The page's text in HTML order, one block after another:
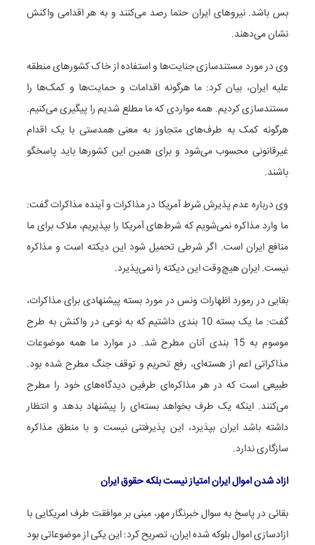
بس باشد. نیروهای ایران حتما رصد می‌کنند و به هر اقدامی واکنش
نشان می‌دهند.
وی در مورد مستندسازی جنایت‌ها و استفاده از خاک کشورهای منطقه
علیه ایران، بیان کرد: ما هرگونه اقدامات و حمایت‌ها و کمک‌ها را
مستندسازی کردیم. همه مواردی که ما مطلع شدیم را پیگیری می‌کنیم.
هرگونه کمک به طرف‌های متجاوز به معنی همدستی با یک اقدام
غیرقانونی محسوب می‌شود و برای همین این کشورها باید پاسخگو
باشند.
وی درباره عدم پذیرش شرط آمریکا در مذاکرات و آینده مذاکرات گفت:
ما وارد مذاکره نمی‌شویم که شرط‌های آمریکا را بپذیریم، ملاک برای ما
منافع ایران است. اگر شرطی تحمیل شود این دیکته است و مذاکره
نیست. ایران هیچ‌وقت این دیکته را نمی‌پذیرد.
بقایی در رمورد اظهارات ونس در مورد بسته پیشنهادی برای مذاکرات،
گفت: ما یک بسته 10 بندی داشتیم که به نوعی در واکنش به طرح
موسوم به 15 بندی آنان مطرح شد. در موارد ما همه موضوعات
مذاکراتی اعم از هسته‌ای، رفع تحریم و توقف جنگ مطرح شده بود.
طبیعی است که در هر مذاکره‌ای طرفین دیدگاه‌های خود را مطرح
می‌کنند. اینکه یک طرف بخواهد بسته‌ای را پیشنهاد بدهد و انتظار
داشته باشد ایران بپذیرد، این پذیرفتنی نیست و با منطق مذاکره
سازگاری ندارد.
ازاد شدن اموال ایران امتیاز نیست بلکه حقوق ایران
بقائی در پاسخ به سوال خبرنگار مهر، مبنی بر موافقت طرف امریکایی با
ازادسازی اموال بلوکه شده ایران، تصریح کرد: این یکی از موضوعاتی بود